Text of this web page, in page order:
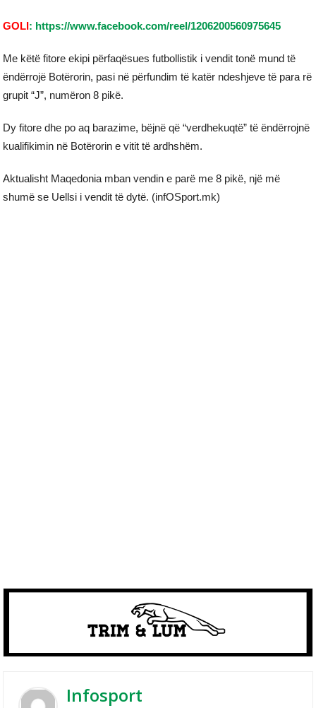
GOLI: https://www.facebook.com/reel/1206200560975645
Me këtë fitore ekipi përfaqësues futbollistik i vendit tonë mund të
ëndërrojë Botërorin, pasi në përfundim të katër ndeshjeve të para rë
grupit “J”, numëron 8 pikë.
Dy fitore dhe po aq barazime, bëjnë që “verdhekuqtë” të ëndërrojnë
kualifikimin në Botërorin e vitit të ardhshëm.
Aktualisht Maqedonia mban vendin e parë me 8 pikë, një më
shumë se Uellsi i vendit të dytë. (infOSport.mk)
Infosport